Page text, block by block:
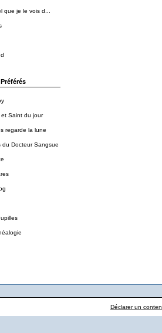
que je le vois d...
Saint du jour
regarde la lune
du Docteur Sangsue
Déclarer un